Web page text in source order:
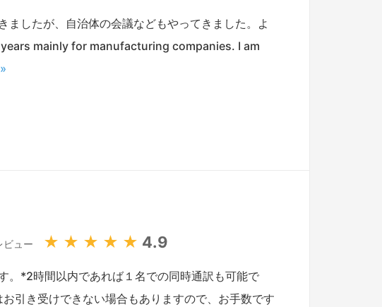
ましたが、自治体の会議などもやってきました。よ
mainly for manufacturing companies. I am
ビュー ★ ★ ★ ★ ★ 4.9
*2時間以内であれば１名での同時通訳も可能で
引き受けできない場合もありますので、お手数です